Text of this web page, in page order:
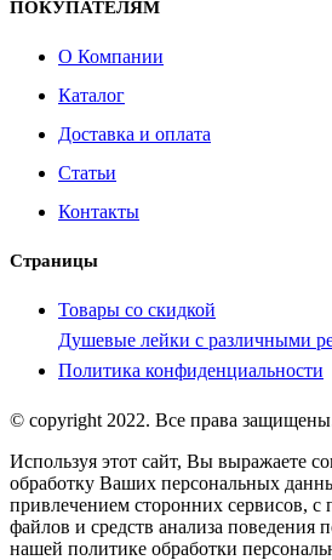
ПОКУПАТЕЛЯМ
О Компании
Каталог
Доставка и оплата
Статьи
Контакты
Страницы
Товары со скидкой
Душевые лейки с различными
Политика конфиденциальности
© copyright 2022. Все права
Используя этот сайт, Вы выражаете
обработку Ваших персональных
привлечением сторонних сервисов,
файлов и средств анализа поведения
нашей политике обработки